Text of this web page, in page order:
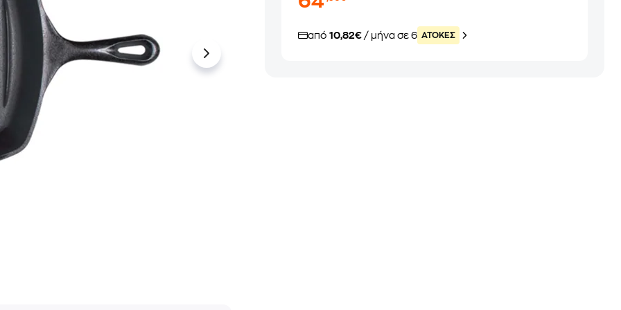
από10,82€ / μήνα σε 6 ATOKEΣ